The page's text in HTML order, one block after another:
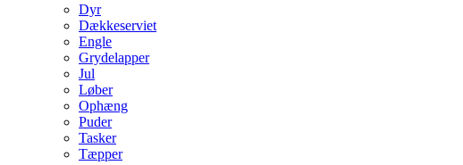
Dyr
Dækkeserviet
Engle
Grydelapper
Jul
Løber
Ophæng
Puder
Tasker
Tæpper